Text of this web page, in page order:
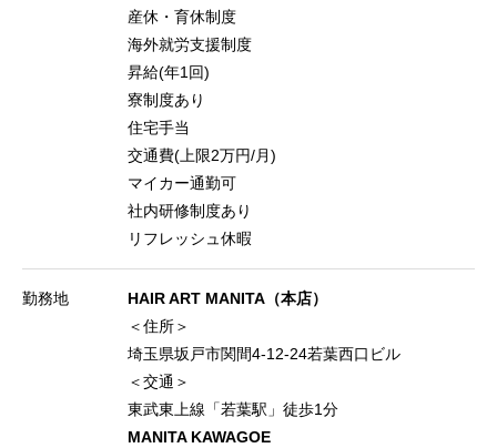
産休・育休制度
海外就労支援制度
昇給(年1回)
寮制度あり
住宅手当
交通費(上限2万円/月)
マイカー通勤可
社内研修制度あり
リフレッシュ休暇
勤務地
HAIR ART MANITA（本店）
＜住所＞
埼玉県坂戸市関間4-12-24若葉西口ビル
＜交通＞
東武東上線「若葉駅」徒歩1分
MANITA KAWAGOE